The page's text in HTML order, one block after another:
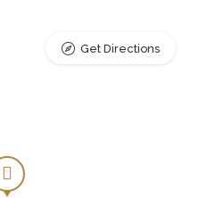
Get Directions